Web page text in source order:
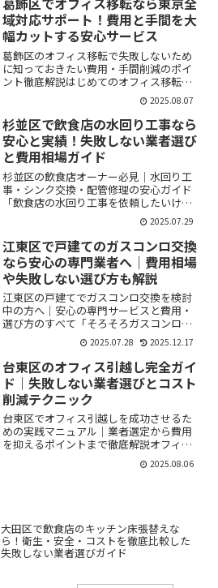
む方なら、こんな悩みを感...
域対応サポート！費用と手間を大
幅カットする安心サービス
葛飾区のオフィス移転で失敗しないため
に知っておきたい費用・手間削減のポイ
ント徹底解説はじめてのオフィス移転や
事務所移転を考えている方は、「何から
始めればいいの？」「費用はどれくらい
かかるの？」「面倒な手続きやレイアウ
ト変更は誰に頼めば…」と...
2025.08.07
杉並区で飲食店の水回り工事なら
安心と実績！失敗しない業者選び
と費用相場ガイド
杉並区の飲食店オーナー必見｜水回り工
事・シンク交換・配管修理の安心ガイド
「飲食店の水回り工事を依頼したいけれ
ど、どこに頼めば良いのか分からない」
「シンクや配管のトラブル、費用がどれ
くらいかかるかも心配…」——そんな不
安や疑問をお持ちではあり...
2025.07.29
江東区で戸建てのガスコンロ交換
なら安心の専門業者へ｜費用相場
や失敗しない選び方も解説
江東区の戸建てでガスコンロ交換を検討
中の方へ｜安心の専門サービスと費用・
選び方のすべて「そろそろガスコンロを
交換したいけど、どこに頼んだらいい
の？」「費用はどれくらいかかるのか不
安…」「自宅に合うコンロってどう選ぶ
の？」江東区で戸建てにお住...
2025.07.28 2025.12.17
台東区のオフィス引越し完全ガイ
ド｜失敗しない業者選びとコスト
削減テクニック
台東区でオフィス引越しを成功させるた
めの実践マニュアル｜業者選定から費用
を抑えるポイントまで徹底解説オフィス
の移転は、会社にとって大きな転機で
す。特に台東区でオフィス引越しを検討
2025.08.06
大田区で飲食店のキッチン床張替えな
ら！衛生・安全・コストを徹底比較した
失敗しない業者選びガイド